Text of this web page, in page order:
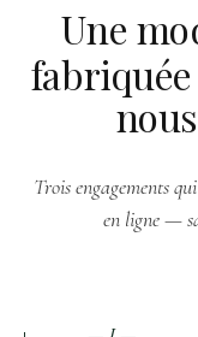
Une
Trois engagements
en ligne —